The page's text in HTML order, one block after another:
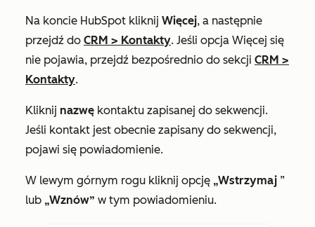
Na koncie HubSpot kliknij Więcej, a następnie
przejdź do CRM > Kontakty. Jeśli opcja Więcej się
nie pojawia, przejdź bezpośrednio do sekcji CRM >
Kontakty.
Kliknij nazwę kontaktu zapisanej do sekwencji.
Jeśli kontakt jest obecnie zapisany do sekwencji,
pojawi się powiadomienie.
W lewym górnym rogu kliknij opcję „Wstrzymaj ”
lub „Wznów” w tym powiadomieniu.